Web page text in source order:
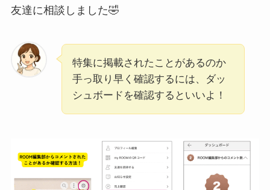
友達に相談しました🤣
特集に掲載されたことがあるのか
手っ取り早く確認するには、ダッ
シュボードを確認するといいよ！